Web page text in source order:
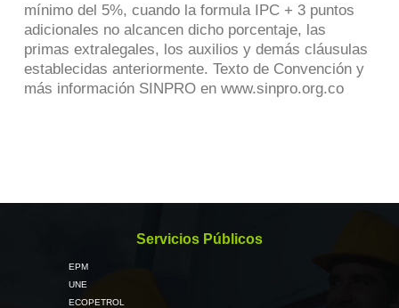
mínimo del 5%, cuando la formula IPC + 3 puntos
adicionales no alcancen dicho porcentaje, las
primas extralegales, los auxilios y demás cláusulas
establecidas anteriormente. Texto de Convención y
más información SINPRO en www.sinpro.org.co
Servicios Públicos
EPM
UNE
ECOPETROL